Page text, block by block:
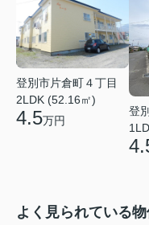
登別市片倉町４丁目
2LDK (52.16㎡)
4.5万円
登
よく見られている